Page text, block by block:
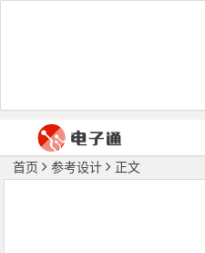
首页 参考设计 正文